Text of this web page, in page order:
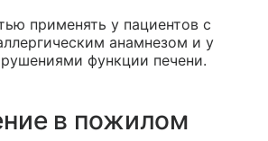
применять у пациентов с
анамнезом и у
функции печени.
в пожилом